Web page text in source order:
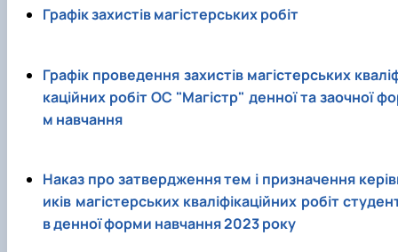
Графік захистів магістерських робіт
Графік проведення захистів магістерських
каційних робіт ОС "Магістр" денної та заочної
м навчання
Наказ про затвердження тем і призначення
иків магістерських кваліфікаційних робіт
в денної форми навчання 2023 року